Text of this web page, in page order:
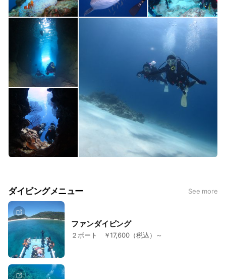
ダイビングメニュー See more
ファンダイビング
２ボート ￥17,600（税込）～